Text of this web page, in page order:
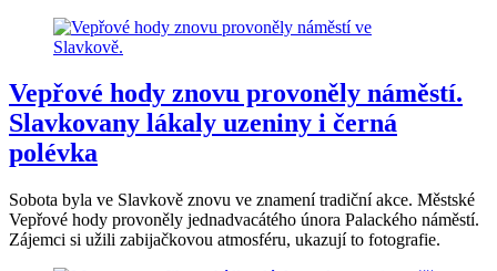
Vepřové hody znovu provoněly náměstí.
Slavkovany lákaly uzeniny i černá
polévka
Sobota byla ve Slavkově znovu ve znamení tradiční akce. Městské
Vepřové hody provoněly jednadvacátého února Palackého náměstí.
Zájemci si užili zabijačkovou atmosféru, ukazují to fotografie.